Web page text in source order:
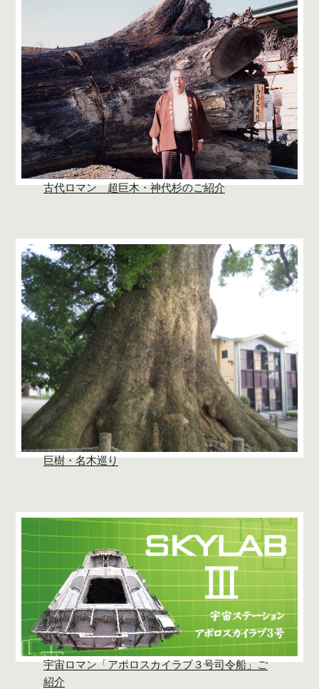
古代ロマン 超巨木・神代杉のご紹介
巨樹・名木巡り
宇宙ロマン「アポロスカイラブ３号司令船」ご
紹介